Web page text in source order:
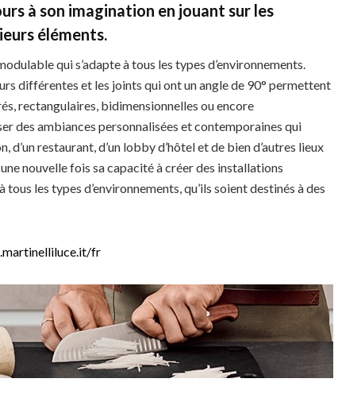
à son imagination en jouant sur les
éléments.
qui s’adapte à tous les types d’environnements.
différentes et les joints qui ont un angle de 90° permettent
rectangulaires, bidimensionnelles ou encore
des ambiances personnalisées et contemporaines qui
d’un restaurant, d’un lobby d’hôtel et de bien d’autres lieux
nouvelle fois sa capacité à créer des installations
les types d’environnements, qu’ils soient destinés à des
fr